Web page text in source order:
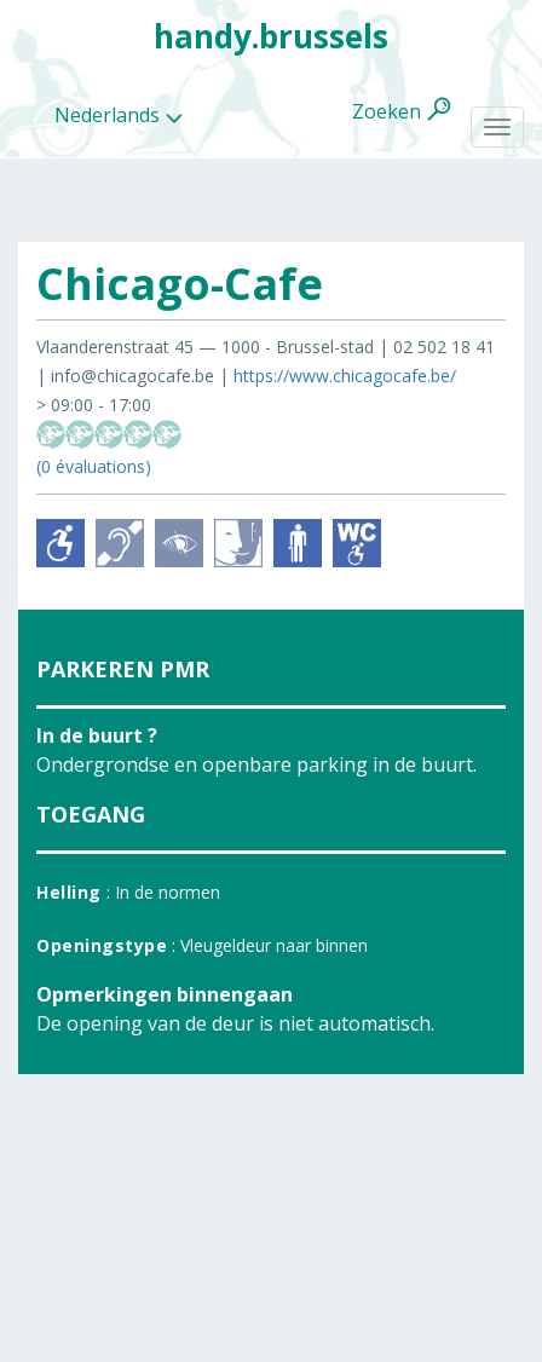
Nederlands
handy.brussels
Zoeken
Chicago-Cafe
Vlaanderenstraat 45 — 1000 - Brussel-stad | 02 502 18 41
| info@chicagocafe.be | https://www.chicagocafe.be/
> 09:00 - 17:00
(0 évaluations)
PARKEREN PMR
In de buurt ?
Ondergrondse en openbare parking in de buurt.
TOEGANG
Helling : In de normen
Openingstype : Vleugeldeur naar binnen
Opmerkingen binnengaan
De opening van de deur is niet automatisch.
Alle
categorieën